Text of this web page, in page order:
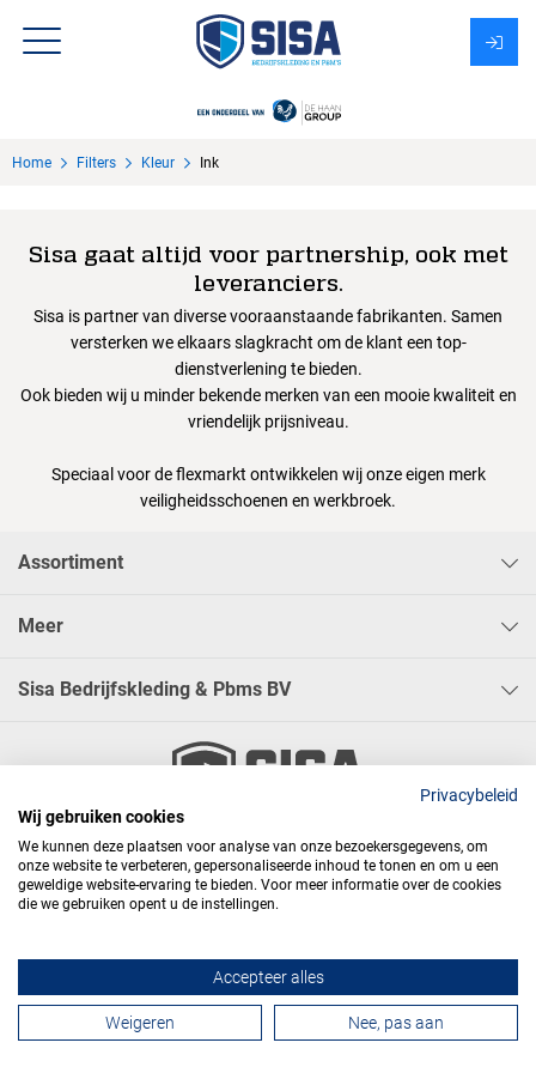
Over Sisa
Home Filters Kleur Ink
Sisa gaat altijd voor partnership, ook met
leveranciers.
Sisa is partner van diverse vooraanstaande fabrikanten. Samen
versterken we elkaars slagkracht om de klant een top-
dienstverlening te bieden.
Ook bieden wij u minder bekende merken van een mooie kwaliteit en
vriendelijk prijsniveau.
Speciaal voor de flexmarkt ontwikkelen wij onze eigen merk
veiligheidsschoenen en werkbroek.
Assortiment
Meer
Sisa Bedrijfskleding & Pbms BV
   
Contactformulier
Privacybeleid
Wij gebruiken cookies
We kunnen deze plaatsen voor analyse van onze bezoekersgegevens, om
onze website te verbeteren, gepersonaliseerde inhoud te tonen en om u een
geweldige website-ervaring te bieden. Voor meer informatie over de cookies
die we gebruiken opent u de instellingen.
Accepteer alles
Weigeren Nee, pas aan